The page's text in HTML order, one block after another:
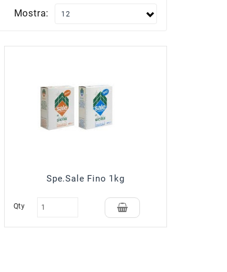
Mostra:
Spe.Sale Fino 1kg
Qty